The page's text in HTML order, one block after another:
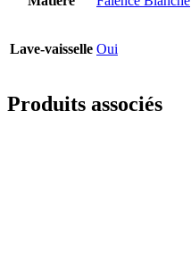
Lave-vaisselle Oui
Produits associés